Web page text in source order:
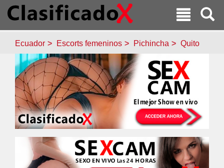
Ecuador Escorts femeninos Pichincha Quito